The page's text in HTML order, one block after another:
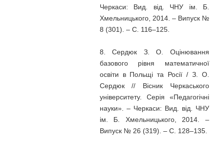
Черкаси: Вид. від. ЧНУ ім. Б.
Хмельницького, 2014. – Випуск №
8 (301). – С. 116–125.
8. Сердюк З. О. Оцінювання
базового рівня математичної
освіти в Польщі та Росії / З. О.
Сердюк // Вісник Черкаського
університету. Серія «Педагогічні
науки». – Черкаси: Вид. від. ЧНУ
ім. Б. Хмельницького, 2014. –
Випуск № 26 (319). – С. 128–135.